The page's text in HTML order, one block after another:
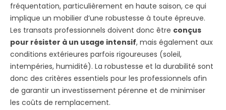
fréquentation, particulièrement en haute saison, ce qui
implique un mobilier d’une robustesse à toute épreuve.
Les transats professionnels doivent donc être conçus
pour résister à un usage intensif, mais également aux
conditions extérieures parfois rigoureuses (soleil,
intempéries, humidité). La robustesse et la durabilité sont
donc des critères essentiels pour les professionnels afin
de garantir un investissement pérenne et de minimiser
les coûts de remplacement.